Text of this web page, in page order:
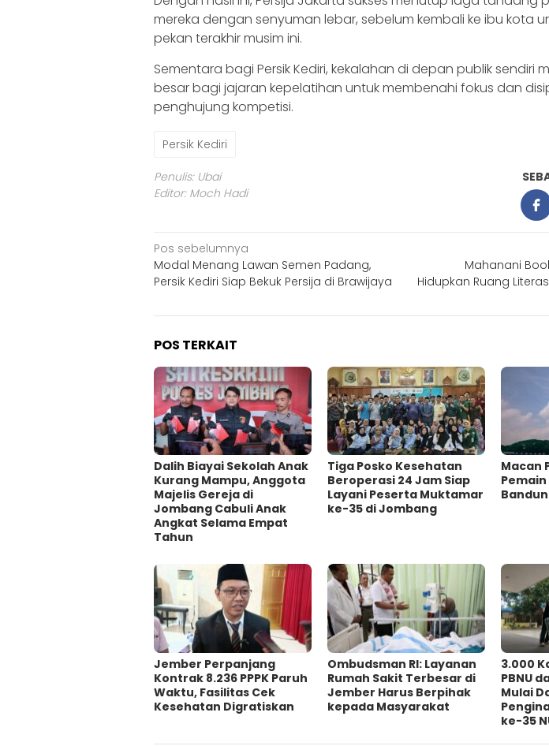
mereka dengan senyuman lebar, sebelum kembali ke ibu kota
pekan terakhir musim ini.
Sementara bagi Persik Kediri, kekalahan di depan publik sendiri
besar bagi jajaran kepelatihan untuk membenahi fokus dan
penghujung kompetisi.
Persik Kediri
Penulis: Ubai
Editor: Moch Hadi
Navigasi
pos
Pos sebelumnya
Modal Menang Lawan Semen Padang,
Persik Kediri Siap Bekuk Persija di Brawijaya
Mahanani
Hidupkan Ruang
POS TERKAIT
Dalih Biayai Sekolah Anak
Kurang Mampu, Anggota
Majelis Gereja di
Jombang Cabuli Anak
Angkat Selama Empat
Tahun
Tiga Posko Kesehatan
Beroperasi 24 Jam Siap
Layani Peserta Muktamar
ke-35 di Jombang
Macan
Pemain
Jember Perpanjang
Kontrak 8.236 PPPK Paruh
Waktu, Fasilitas Cek
Kesehatan Digratiskan
Ombudsman RI: Layanan
Rumah Sakit Terbesar di
Jember Harus Berpihak
kepada Masyarakat
3.000
PBNU
Mulai
ke-35